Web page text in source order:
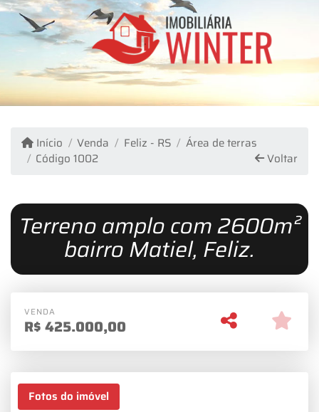
Início Venda Feliz - RS
Área de terras
Código 1002
Voltar
Terreno amplo com 2600m²
bairro Matiel, Feliz.
VENDA
R$425.000,00
Fotos do imóvel